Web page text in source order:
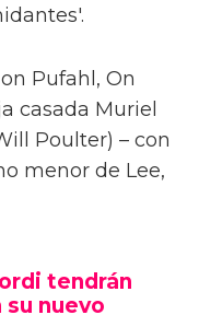
Pufahl, On
casada Muriel
Poulter) – con
menor de Lee,
tendrán
nuevo